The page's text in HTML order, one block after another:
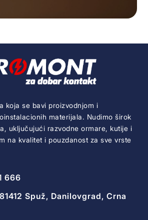
koja se bavi proizvodnjom i
materijala. Nudimo širok
uključujući razvodne ormare, kutije i
na kvalitet i pouzdanost za sve vrste
666
Spuž, Danilovgrad, Crna